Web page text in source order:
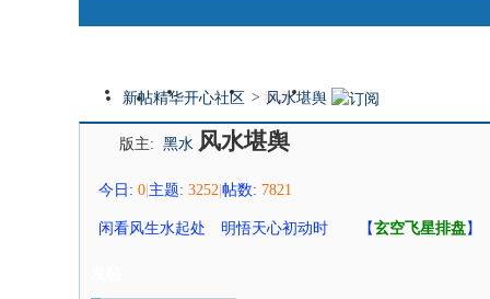
门户 论坛 排盘 个人中心
新帖精华开心社区 > 风水堪舆
版主: 黑水 风水堪舆
今日: 0 主题: 3252 帖数: 7821
闲看风生水起处 明悟天心初动时 【玄空飞星排盘】